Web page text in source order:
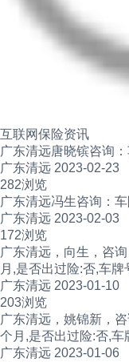
互联网保险资讯
广东清远唐晓镔咨询
广东清远 2023-02-23
282浏览
广东清远冯生咨询：
广东清远 2023-02-03
172浏览
广东清远，向生，咨
月,是否出过险:否,车牌
广东清远 2023-01-10
203浏览
广东清远，姚锦新，
个月,是否出过险:否,车
广东清远 2023-01-06